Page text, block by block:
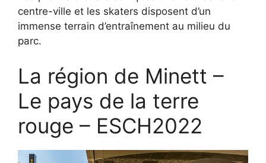
centre-ville et les skaters disposent d’un
immense terrain d’entraînement au milieu du
parc.
La région de Minett –
Le pays de la terre
rouge – ESCH2022